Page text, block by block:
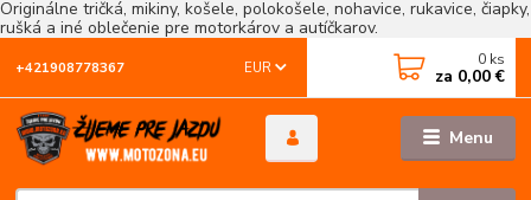
Originálne tričká, mikiny, košele, polokošele, nohavice, rukavice, čiapky,
rušká a iné oblečenie pre motorkárov a autíčkarov.
Menu
EUR
+421908778367 0 ks
za 0,00 €